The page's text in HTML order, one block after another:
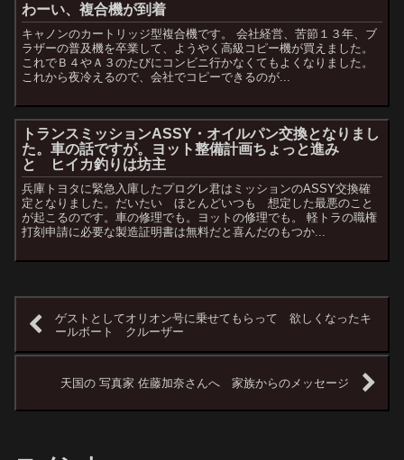
わーい、複合機が到着
キャノンのカートリッジ型複合機です。 会社経営、苦節１３年、ブ
ラザーの普及機を卒業して、ようやく高級コピー機が買えました。
これでＢ４やＡ３のたびにコンビニ行かなくてもよくなりました。
これから夜冷えるので、会社でコピーできるのが...
トランスミッションASSY・オイルパン交換となりまし
た。車の話ですが。ヨット整備計画ちょっと進み
と ヒイカ釣りは坊主
兵庫トヨタに緊急入庫したプログレ君はミッションのASSY交換確
定となりました。だいたい ほとんどいつも 想定した最悪のこと
が起こるのです。車の修理でも。ヨットの修理でも。 軽トラの職権
打刻申請に必要な製造証明書は無料だと喜んだのもつか...
ゲストとしてオリオン号に乗せてもらって 欲しくなったキ
ールボート クルーザー
天国の 写真家 佐藤加奈さんへ 家族からのメッセージ